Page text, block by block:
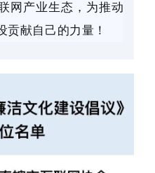
网产业生态，为推动
贡献自己的力量！